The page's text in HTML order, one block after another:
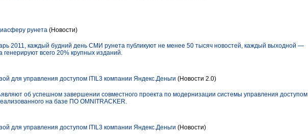
рунета (Новости)
2011, каждый будний день СМИ рунета публикуют не менее 50 тысяч новостей, каждый выходной —
генерируют всего 20% крупных изданий.
для управления доступом ITIL3 компании Яндекс.Деньги (Новости 2.0)
об успешном завершении совместного проекта по модернизации системы управления доступом
на базе ПО OMNITRACKER.
для управления доступом ITIL3 компании Яндекс.Деньги (Новости)